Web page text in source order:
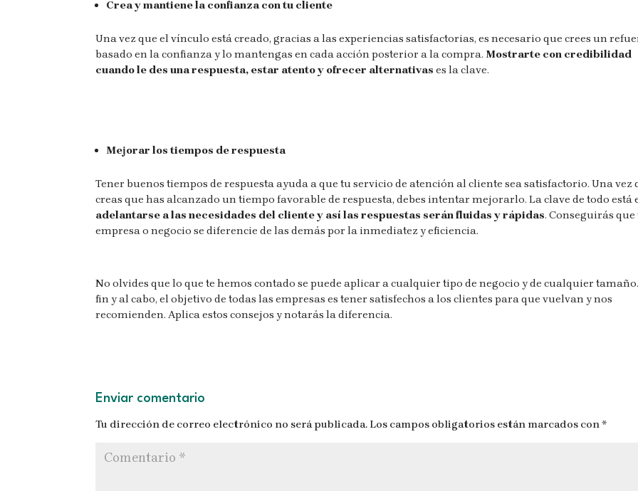
Crea y mantiene la confianza con tu cliente
Una vez que el vínculo está creado, gracias a las experiencias satisfactorias, es necesario que crees un
basado en la confianza y lo mantengas en cada acción posterior a la compra. Mostrarte con credibilidad
cuando le des una respuesta, estar atento y ofrecer alternativas es la clave.
Mejorar los tiempos de respuesta
Tener buenos tiempos de respuesta ayuda a que tu servicio de atención al cliente sea satisfactorio. Una vez
creas que has alcanzado un tiempo favorable de respuesta, debes intentar mejorarlo. La clave de todo está
adelantarse a las necesidades del cliente y así las respuestas serán fluidas y rápidas. Conseguirás que
empresa o negocio se diferencie de las demás por la inmediatez y eficiencia.
No olvides que lo que te hemos contado se puede aplicar a cualquier tipo de negocio y de cualquier
fin y al cabo, el objetivo de todas las empresas es tener satisfechos a los clientes para que vuelvan y nos
recomienden. Aplica estos consejos y notarás la diferencia.
Enviar comentario
Tu dirección de correo electrónico no será publicada.Los campos obligatorios están marcados con*